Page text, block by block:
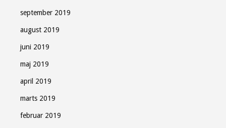
september 2019
august 2019
juni 2019
maj 2019
april 2019
marts 2019
februar 2019